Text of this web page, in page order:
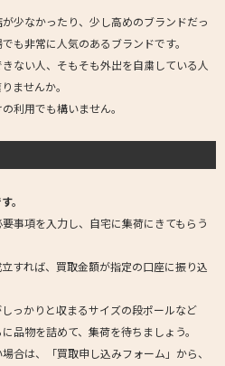
少なかったり、少し高めのブランドだっ
も非常に人気のあるブランドです。
ない人、そもそも外出を自粛している人
ませんか。
利用でも構いません。
。
事項を入力し、自宅に集荷にきてもらう
すれば、買取金額が指定の口座に振り込
っかりと収まるサイズの段ポールなど
品物を詰めて、集荷を待ちましょう。
合は、「買取申し込みフォーム」から、